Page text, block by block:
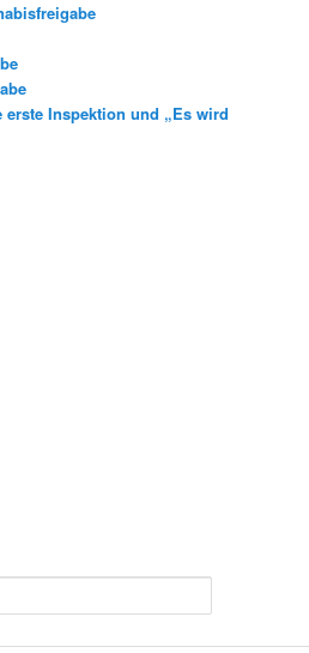
erste Inspektion und „Es wird